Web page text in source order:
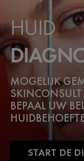
HUID
MOGELIJK
BEPAAL UW
START DE